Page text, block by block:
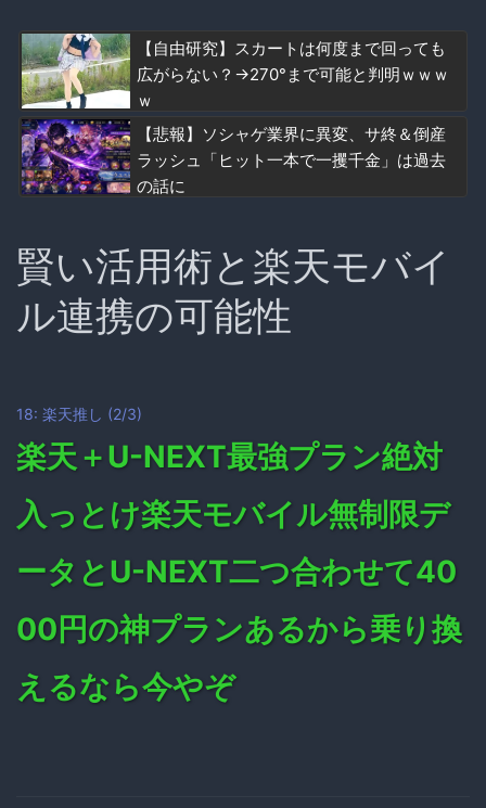
【自由研究】スカートは何度まで回っても
広がらない？→270°まで可能と判明ｗｗｗ
ｗ
【悲報】ソシャゲ業界に異変、サ終＆倒産
ラッシュ「ヒット一本で一攫千金」は過去
の話に
賢い活用術と楽天モバイ
ル連携の可能性
18: 楽天推し (2/3)
楽天＋U-NEXT最強プラン絶対
入っとけ楽天モバイル無制限デ
ータとU-NEXT二つ合わせて40
00円の神プランあるから乗り換
えるなら今やぞ